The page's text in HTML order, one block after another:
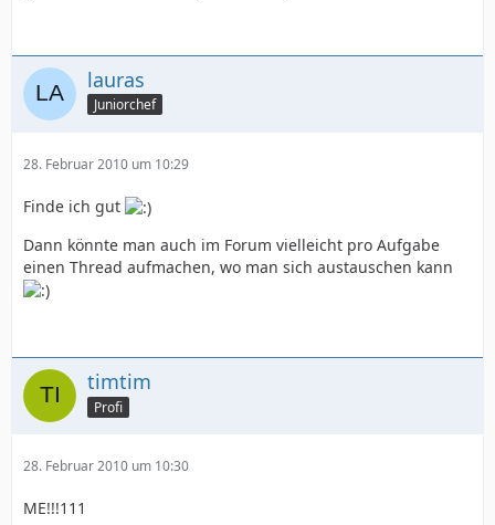
lauras
Juniorchef
28. Februar 2010 um 10:29
Finde ich gut
Dann könnte man auch im Forum vielleicht pro Aufgabe
einen Thread aufmachen, wo man sich austauschen kann
timtim
Profi
28. Februar 2010 um 10:30
ME!!!111